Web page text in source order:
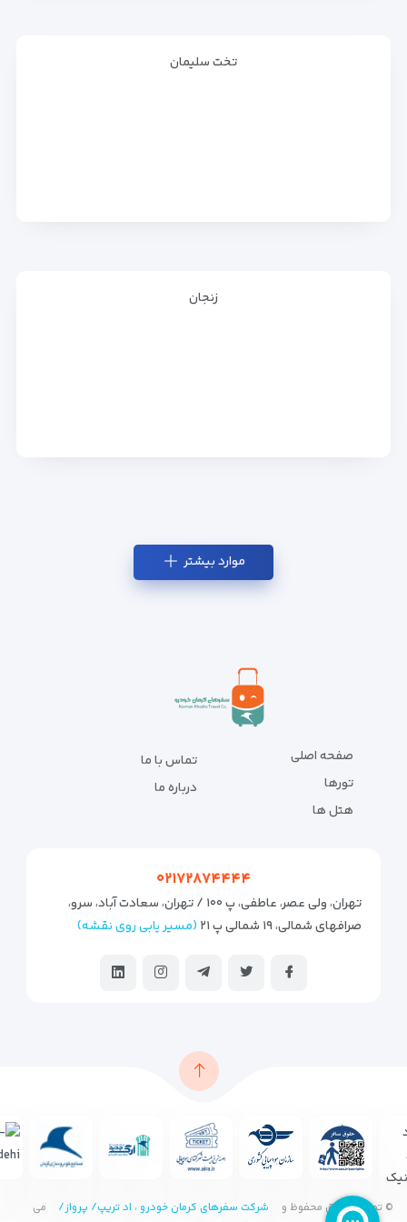
تخت سلیمان
زنجان
موارد بیشتر
صفحه اصلی
تورها
هتل ها
تماس با ما
درباره ما
۰۲۱۷۲۸۷۴۴۴۴
تهران، ولی عصر، عاطفی، پ ۱۰۰ / تهران، سعادت آباد، سرو،
صرافهای شمالی، ۱۹ شمالی پ ۲۱
(مسیر یابی روی نقشه)
© تمامی حقوق محفوظ و
شرکت سفرهای کرمان خودرو ، اد تریپ/ پرواز/
می